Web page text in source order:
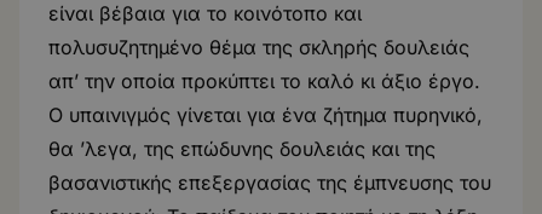
είναι βέβαια για το κοινότοπο και
πολυσυζητημένο θέμα της σκληρής δουλειάς
απ’ την οποία προκύπτει το καλό κι άξιο έργο.
Ο υπαινιγμός γίνεται για ένα ζήτημα πυρηνικό,
θα ’λεγα, της επώδυνης δουλειάς και της
βασανιστικής επεξεργασίας της έμπνευσης του